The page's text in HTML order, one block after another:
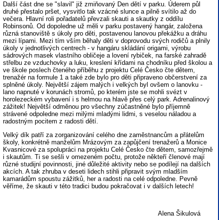
Další část dne se "slavil" již zmiňovaný Den dětí v parku. Úderem půl
druhé přestalo pršet, vysvitlo tak vzácné slunce a pilně svítilo až do
večera. Hlavní roli pořadatelů převzali skauti a skautky z oddílu
Robinsonů. Od dopoledne už měli v parku postavený hangár, založena
různá stanoviště s úkoly pro děti, postavenou lanovou překážku a dráhu
mezi lípami. Mezi tím vším běhaly děti v doprovodu svých rodičů a plnily
úkoly v jednotlivých centrech - v hangáru skládání origami, výrobu
sádrových masek vlastního obličeje a lovení rybiček, na farské zahradě
střelbu ze vzduchovky a luku, kreslení křídami na chodníku před školou a
ve škole poslech čteného příběhu z projektu Celé Česko čte dětem,
trenažér na formule 1 a také zde bylo pro děti připraveno občerstvení za
splněné úkoly. Největší zájem malých i velkých byl ovšem o lanovku -
lano napnuté v korunách stromů, po kterém jste se mohli svézt v
horolezeckém vybavení i s helmou na hlavě přes celý park. Adrenalinový
zážitek! Největší odměnou pro všechny zúčastněné bylo příjemně
strávené odpoledne mezi milými mladými lidmi, s veselou náladou a
radostným pocitem z radosti dětí.
Velký dík patří za zorganizování celého dne zaměstnancům a přátelům
školy, konkrétně manželům Mrázovým za zapůjčení trenažerů a Monice
Kvasnicové za spolupráci na projektu Celé Česko čte dětem, samozřejmě
i skautům. Ti se sešli v omezeném počtu, protože někteří členové mají
různé studijní povinnosti, jiné důležité aktivity nebo se podílejí na dalších
akcích. A tak zhruba v deseti lidech stihli připravit svým mladším
kamarádům spoustu zážitků, her a radosti na celé odpoledne. Pevně
věříme, že skauti v této tradici budou pokračovat i v dalších letech!
Alena Šikulová